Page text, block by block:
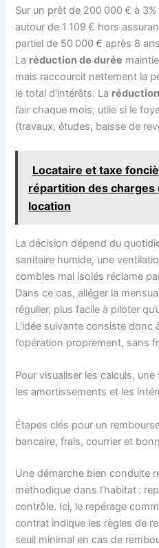
Sur un prêt de 200 000 € à
autour de 1 109 € hors
partiel de 50 000 € après 8
La réduction de durée
mais raccourcit nettement la
le total d’intérêts. La
l’air chaque mois, utile si le
(travaux, études, baisse de
Locataire et taxe
répartition des charges
location
La décision dépend du
sanitaire humide, une
combles mal isolés réclame
Dans ce cas, alléger la
régulier, plus facile à piloter
L’idée suivante consiste donc
l’opération proprement, sans
Pour visualiser les calculs,
les amortissements et les
Étapes clés pour un
bancaire, frais, courrier et
Une démarche bien conduite
méthodique dans l’habitat :
contrôle. Ici, le repérage
contrat indique les règles de
seuil minimal en cas de